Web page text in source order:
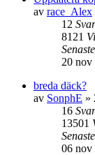
av race_Alex
12 Svar
8121
20 nov
breda däck?
av SonphE »
16 Svar
13501
06 nov